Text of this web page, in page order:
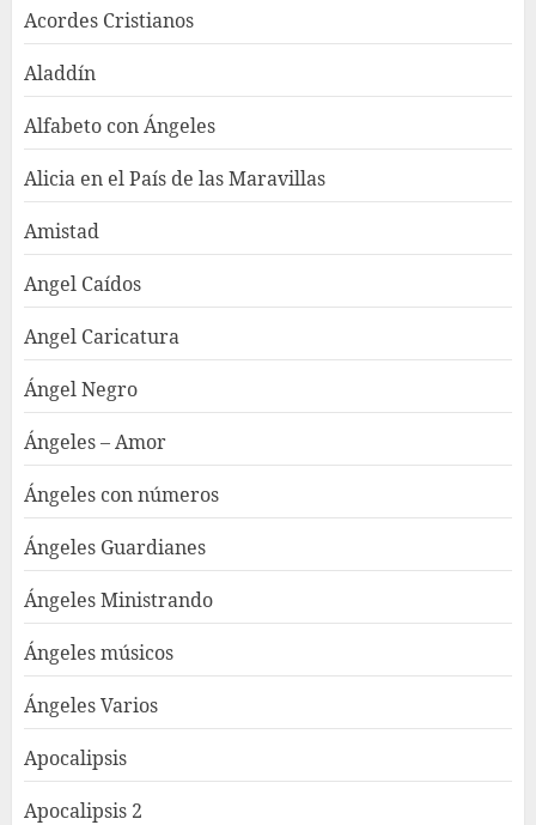
Acordes Cristianos
Aladdín
Alfabeto con Ángeles
Alicia en el País de las Maravillas
Amistad
Angel Caídos
Angel Caricatura
Ángel Negro
Ángeles – Amor
Ángeles con números
Ángeles Guardianes
Ángeles Ministrando
Ángeles músicos
Ángeles Varios
Apocalipsis
Apocalipsis 2